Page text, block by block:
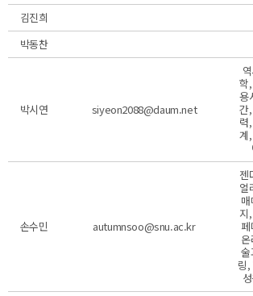
김진희
박동찬
박시연 siyeon2088@daum.net
학
용
간
력
계
손수민 autumnsoo@snu.ac.kr
젠
얼
지
술
링,